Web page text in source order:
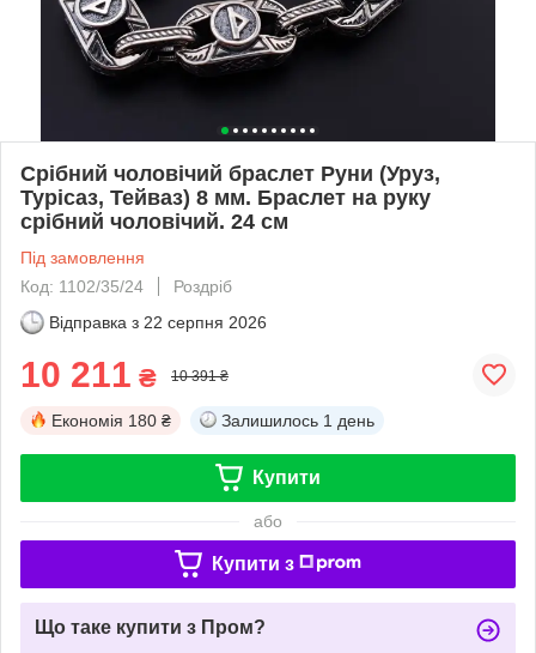
Срібний чоловічий браслет Руни (Уруз,
Турісаз, Тейваз) 8 мм. Браслет на руку
срібний чоловічий. 24 см
Під замовлення
Код: 1102/35/24
Роздріб
Відправка з 22 серпня 2026
10 211 ₴ 10 391 ₴
Економія 180 ₴ Залишилось 1 день
Купити
або
Купити з
Що таке купити з Пром?